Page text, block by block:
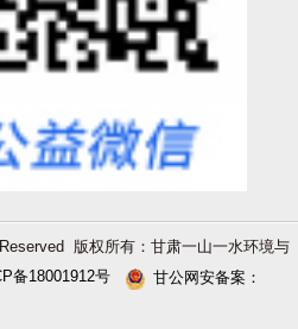
版权所有：甘肃一山一水环境与
备18001912号
甘公网安备案：